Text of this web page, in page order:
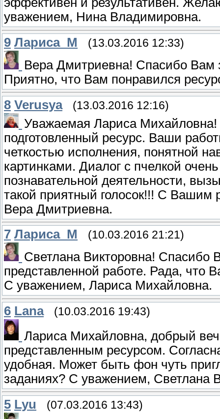
уважением, Нина Владимировна.
9 Лариса_М (13.03.2016 12:33)
Вера Дмитриевна! Спасибо Вам
Приятно, что Вам понравился
8 Verusya (13.03.2016 12:16)
Уважаемая Лариса
подготовленный ресурс. Ваши
четкостью исполнения, понятной
картинками. Диалог с пчелкой
познавательной деятельности,
такой приятный голосок!!! С Вашим
Вера Дмитриевна.
7 Лариса_М (10.03.2016 21:21)
Светлана Викторовна! Спасибо
представленной работе. Рада, что
С уважением, Лариса Михайловна.
6 Lana (10.03.2016 19:43)
Лариса Михайловна, добрый
представленным ресурсом.
удобная. Может быть фон чуть
заданиях? С уважением, Светлана
5 Lyu (07.03.2016 13:43)